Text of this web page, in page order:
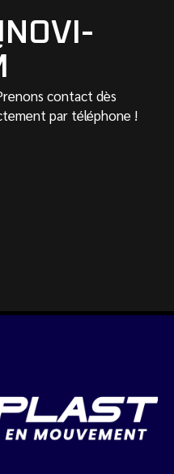
contact dès
par téléphone !